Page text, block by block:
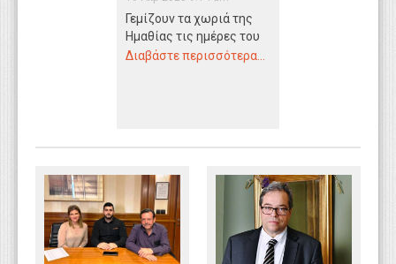
Γεμίζουν τα χωριά της
Ημαθίας τις ημέρες του
Πάσχα, όλοι πίσω στις
Διαβάστε περισσότερα...